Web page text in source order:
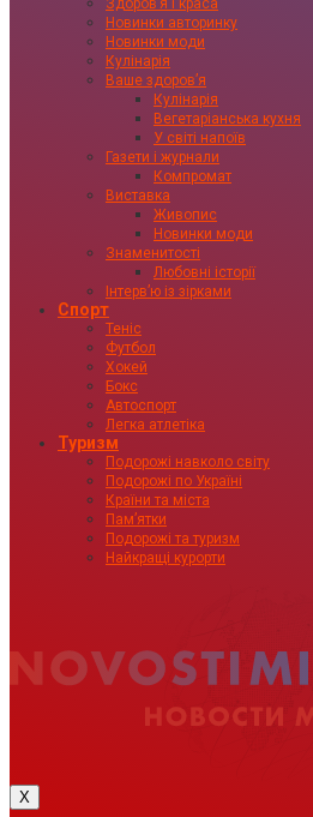
Здоровʼя і краса
Новинки авторинку
Новинки моди
Кулінарія
Ваше здоровʼя
Кулінарія
Вегетаріанська кухня
У світі напоїв
Газети і журнали
Компромат
Виставка
Живопис
Новинки моди
Знаменитості
Любовні історії
Інтервʼю із зірками
Спорт
Теніс
Футбол
Хокей
Бокс
Автоспорт
Легка атлетіка
Туризм
Подорожі навколо світу
Подорожі по Україні
Країни та міста
Пам’ятки
Подорожі та туризм
Найкращі курорти
X